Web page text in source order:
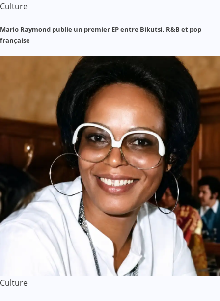
Culture
Mario Raymond publie un premier EP entre Bikutsi, R&B et pop
française
Culture